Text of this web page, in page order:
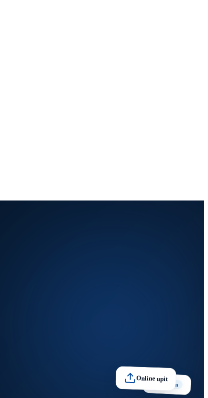
Premium
Online upit